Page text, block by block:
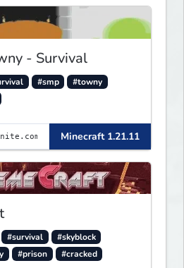
- Survival
#smp
#towny
Minecraft 1.21.11
#survival
#skyblock
#prison #cracked